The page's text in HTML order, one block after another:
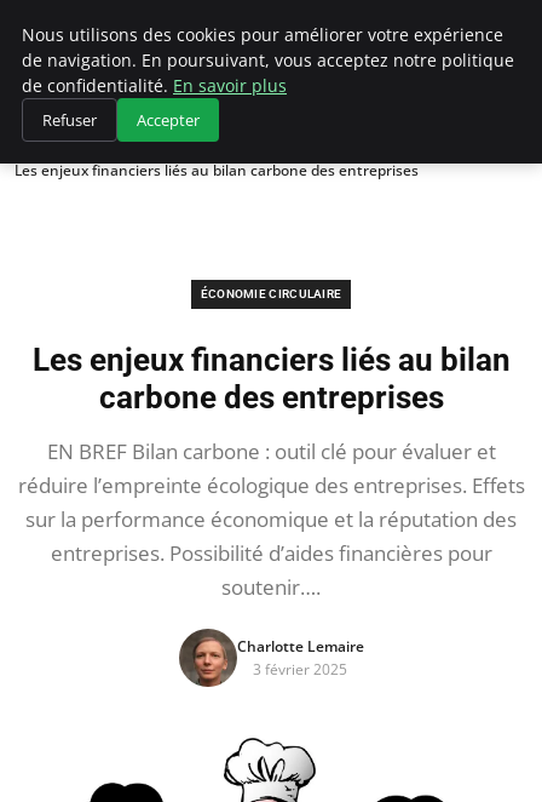
Climategatecountryclub.com
Accueil
Économie circulaire
Les enjeux financiers liés au bilan carbone des entreprises
ÉCONOMIE CIRCULAIRE
Les enjeux financiers liés au bilan
carbone des entreprises
EN BREF Bilan carbone : outil clé pour évaluer et
réduire l’empreinte écologique des entreprises. Effets
sur la performance économique et la réputation des
entreprises. Possibilité d’aides financières pour
soutenir….
Charlotte Lemaire
3 février 2025
Nous utilisons des cookies pour améliorer votre expérience
de navigation. En poursuivant, vous acceptez notre politique
de confidentialité. En savoir plus
Refuser Accepter